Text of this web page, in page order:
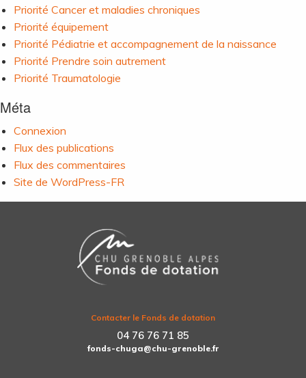
Priorité Cancer et maladies chroniques
Priorité équipement
Priorité Pédiatrie et accompagnement de la naissance
Priorité Prendre soin autrement
Priorité Traumatologie
Méta
Connexion
Flux des publications
Flux des commentaires
Site de WordPress-FR
Contacter le Fonds de dotation
04 76 76 71 85
fonds-chuga@chu-grenoble.fr